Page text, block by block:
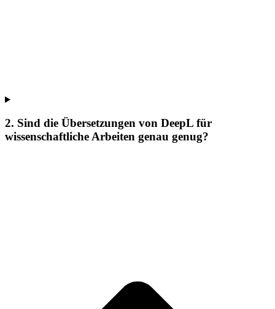
2. Sind die Übersetzungen von DeepL für
wissenschaftliche Arbeiten genau genug?